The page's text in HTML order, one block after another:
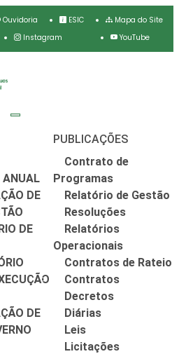
Ouvidoria ESIC
Mapa do Site
Instagram YouTube
ANUAL
DE
DE
DE
PUBLICAÇÕES
Contrato de
Programas
Relatório de Gestão
Resoluções
Relatórios
Operacionais
Contratos de Rateio
Contratos
Decretos
Diárias
Leis
Licitações